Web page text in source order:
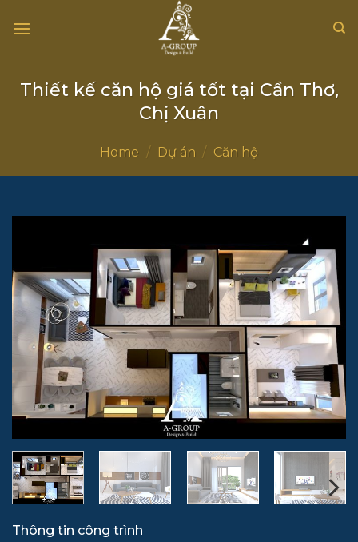
đến
Thiết kế căn hộ giá tốt tại Cần Thơ,
Chị Xuân
Home / Dự án / Căn hộ
Thông tin công trình